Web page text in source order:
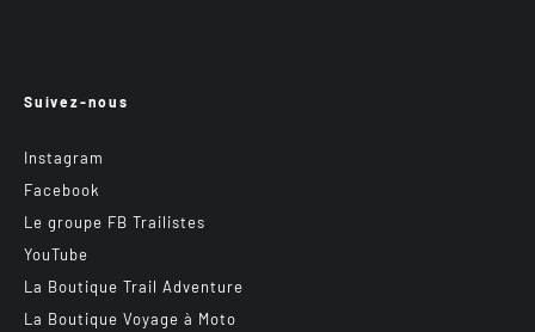
Suivez-nous
Instagram
Facebook
Le groupe FB Trailistes
YouTube
La Boutique Trail Adventure
La Boutique Voyage à Moto